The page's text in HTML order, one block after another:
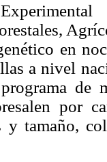
en
a nivel
de
por
y tamaño,